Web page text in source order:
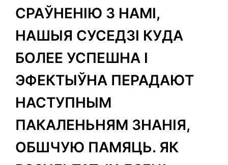
СРАЎНЕНІЮ З НАМІ,
НАШЫЯ СУСЕДЗІ КУДА
БОЛЕЕ УСПЕШНА І
ЭФЕКТЫЎНА ПЕРАДАЮТ
НАСТУПНЫМ
ПАКАЛЕНЬНЯМ ЗНАНІЯ,
ОБШЧУЮ ПАМЯЦЬ. ЯК